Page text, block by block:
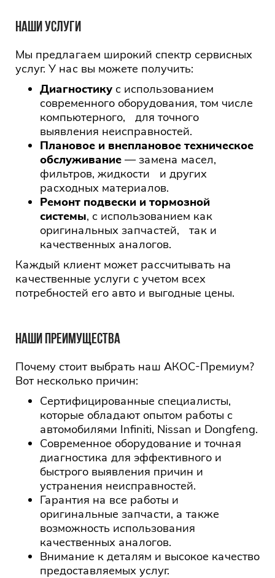
НАШИ УСЛУГИ
Мы предлагаем широкий спектр сервисных
услуг. У нас вы можете получить:
Диагностику с использованием
современного оборудования, том числе
компьютерного, для точного
выявления неисправностей.
Плановое и внеплановое техническое
обслуживание — замена масел,
фильтров, жидкости и других
расходных материалов.
Ремонт подвески и тормозной
системы, с использованием как
оригинальных запчастей, так и
качественных аналогов.
Каждый клиент может рассчитывать на
качественные услуги с учетом всех
потребностей его авто и выгодные цены.
НАШИ ПРЕИМУЩЕСТВА
Почему стоит выбрать наш АКОС-Премиум?
Вот несколько причин:
Сертифицированные специалисты,
которые обладают опытом работы с
автомобилями Infiniti, Nissan и Dongfeng.
Современное оборудование и точная
диагностика для эффективного и
быстрого выявления причин и
устранения неисправностей.
Гарантия на все работы и
оригинальные запчасти, а также
возможность использования
качественных аналогов.
Внимание к деталям и высокое качество
предоставляемых услуг.